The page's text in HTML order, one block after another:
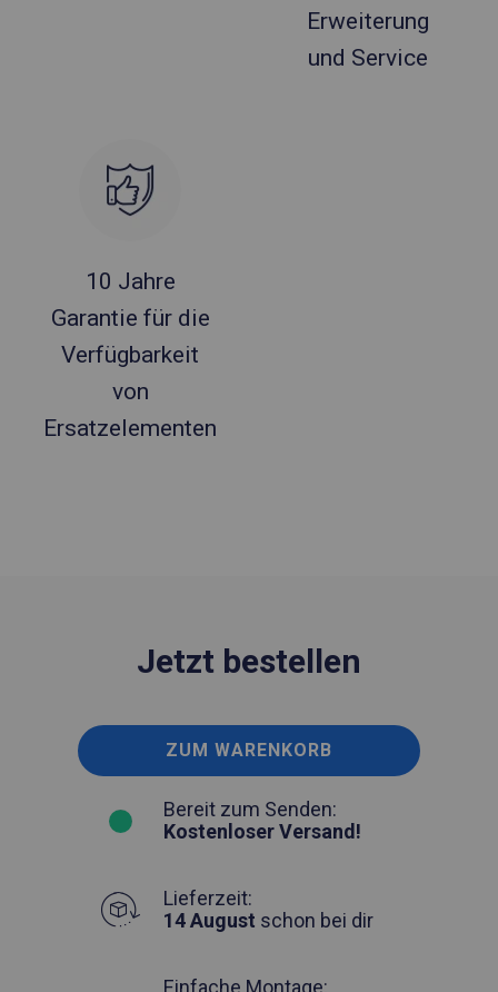
Erweiterung
und Service
10 Jahre
Garantie für die
Verfügbarkeit
von
Ersatzelementen
Jetzt bestellen
ZUM WARENKORB
Bereit zum Senden:
Kostenloser Versand!
Lieferzeit:
14 August schon bei dir
Einfache Montage: